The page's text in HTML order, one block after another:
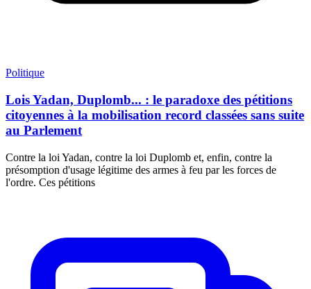
Politique
Lois Yadan, Duplomb... : le paradoxe des pétitions
citoyennes à la mobilisation record classées sans suite
au Parlement
Contre la loi Yadan, contre la loi Duplomb et, enfin, contre la
présomption d'usage légitime des armes à feu par les forces de
l'ordre. Ces pétitions